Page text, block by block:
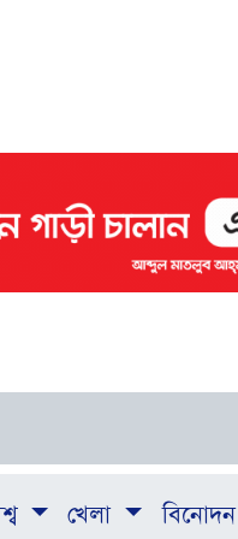
খেলা বিনোদন